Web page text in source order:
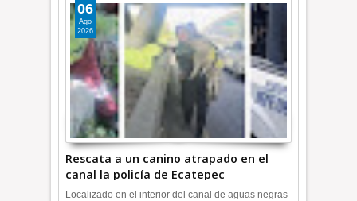
Rescata a un canino atrapado en el
canal la policía de Ecatepec
INFORMATIVA
06
Ago
2026
Localizado en el interior del canal de aguas negras